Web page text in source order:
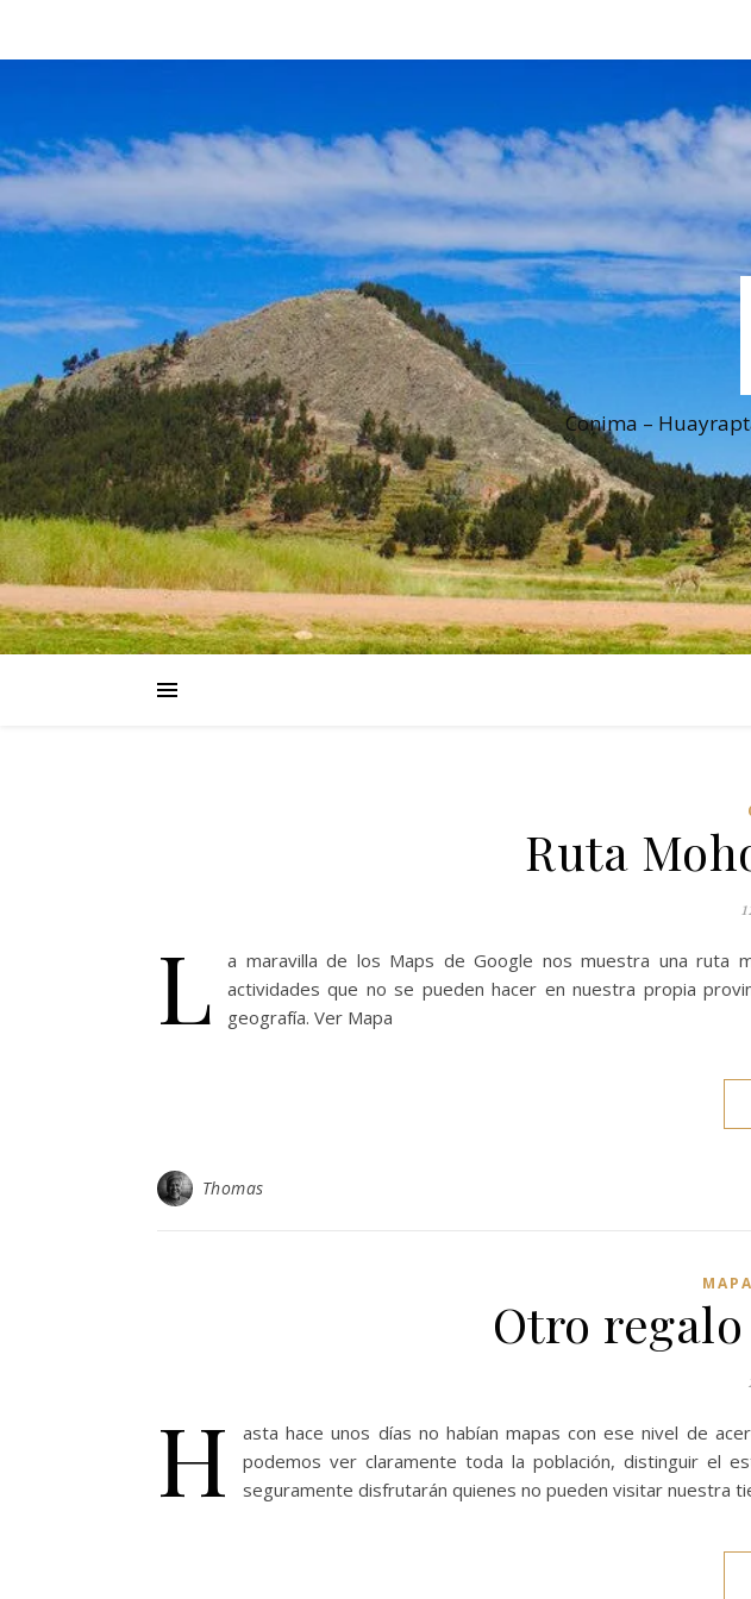
Conima –
Ruta
L
a maravilla de los Maps de Google nos muestra una ruta
actividades que no se pueden hacer en nuestra propia
geografía. Ver Mapa
Thomas
Otro
H
asta hace unos días no habían mapas con ese nivel de
podemos ver claramente toda la población, distinguir el
seguramente disfrutarán quienes no pueden visitar nuestra